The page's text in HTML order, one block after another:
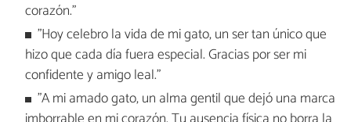
corazón."
"Hoy celebro la vida de mi gato, un ser tan único que
hizo que cada día fuera especial. Gracias por ser mi
confidente y amigo leal."
"A mi amado gato, un alma gentil que dejó una marca